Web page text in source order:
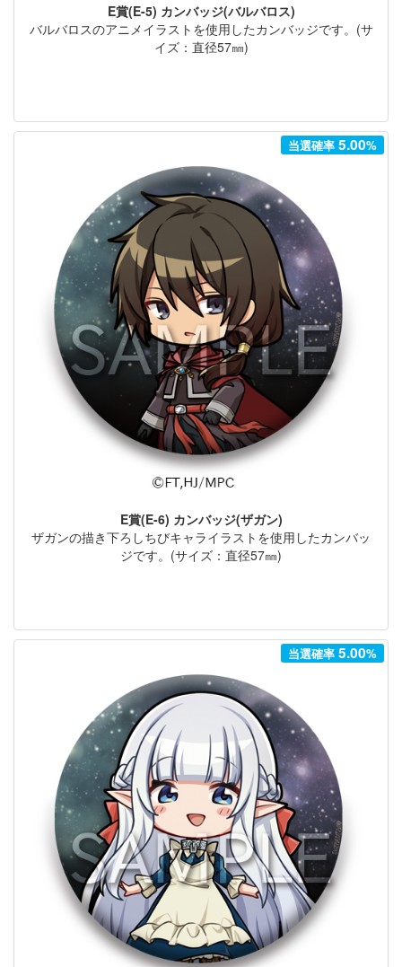
E賞(E-5) カンバッジ(バルバロス)
バルバロスのアニメイラストを使用したカンバッジです。(サ
イズ：直径57㎜)
当選確率5.00%
E賞(E-6) カンバッジ(ザガン)
ザガンの描き下ろしちびキャライラストを使用したカンバッ
ジです。(サイズ：直径57㎜)
当選確率5.00%